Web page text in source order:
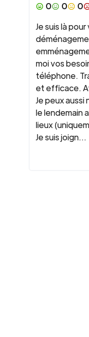
0
0 0
Je suis là
moi vos
téléphone.
et efficace.
Je peux
le lendemain
lieux
Je suis joign...